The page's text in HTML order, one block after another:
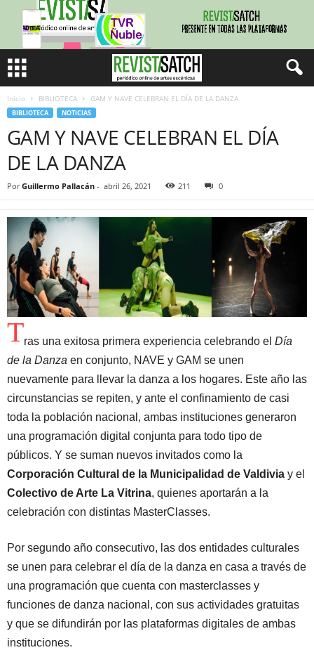
Inicio BIBLIOTECA GAM Y NAVE CELEBRAN EL DÍA DE LA DANZA
BIBLIOTECA NOTICIAS
GAM Y NAVE CELEBRAN EL DÍA
DE LA DANZA
Por Guillermo Pallacán - abril 26, 2021 211 0
Tras una exitosa primera experiencia celebrando el Día
de la Danza en conjunto, NAVE y GAM se unen
nuevamente para llevar la danza a los hogares. Este año las
circunstancias se repiten, y ante el confinamiento de casi
toda la población nacional, ambas instituciones generaron
una programación digital conjunta para todo tipo de
públicos. Y se suman nuevos invitados como la
Corporación Cultural de la Municipalidad de Valdivia y el
Colectivo de Arte La Vitrina, quienes aportarán a la
celebración con distintas MasterClasses.
Por segundo año consecutivo, las dos entidades culturales
se unen para celebrar el día de la danza en casa a través de
una programación que cuenta con masterclasses y
funciones de danza nacional, con sus actividades gratuitas
y que se difundirán por las plataformas digitales de ambas
instituciones.